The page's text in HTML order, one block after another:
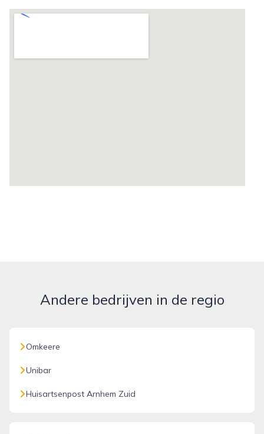
Andere bedrijven in de regio
Omkeere
Unibar
Huisartsenpost Arnhem Zuid